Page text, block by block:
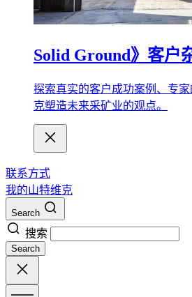
Solid Ground》客户
探索真实的客户成功案例、专
克塑造未来采矿业的观点。
联系方式
我的山特维克
Search
搜索
Search